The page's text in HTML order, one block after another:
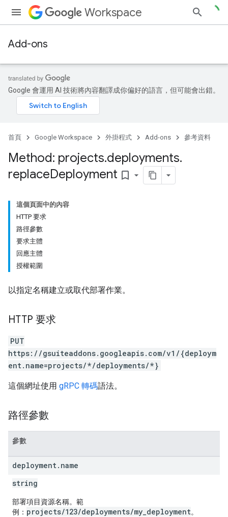
Workspace
Add-ons
Google 會運用 AI 技術將內容翻譯成你偏好的語言，但可能會出錯。
首頁 Google Workspace 外掛程式 Add-ons 參考資料
Method: projects.deployments.
replaceDeployment bookmark_border
這個頁面中的內容
HTTP 要求
路徑參數
要求主體
回應主體
授權範圍
以指定名稱建立或取代部署作業。
HTTP 要求
PUT
https://gsuiteaddons.googleapis.com/v1/{deploym
ent.name=projects/*/deployments/*}
這個網址使用 gRPC 轉碼語法。
路徑參數
參數
deployment. name
string
部署項目資源名稱。範
例： projects/123/deployments/my_deployment。